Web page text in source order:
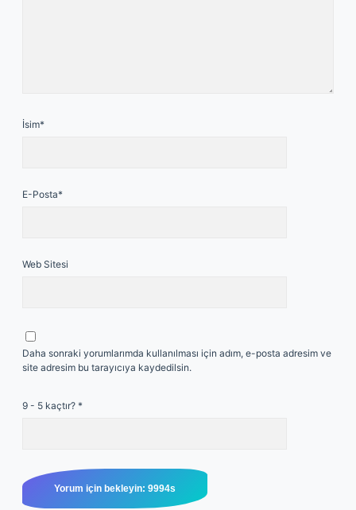
İsim*
E-Posta*
Web Sitesi
Daha sonraki yorumlarımda kullanılması için adım, e-posta adresim ve
site adresim bu tarayıcıya kaydedilsin.
9 - 5 kaçtır? *